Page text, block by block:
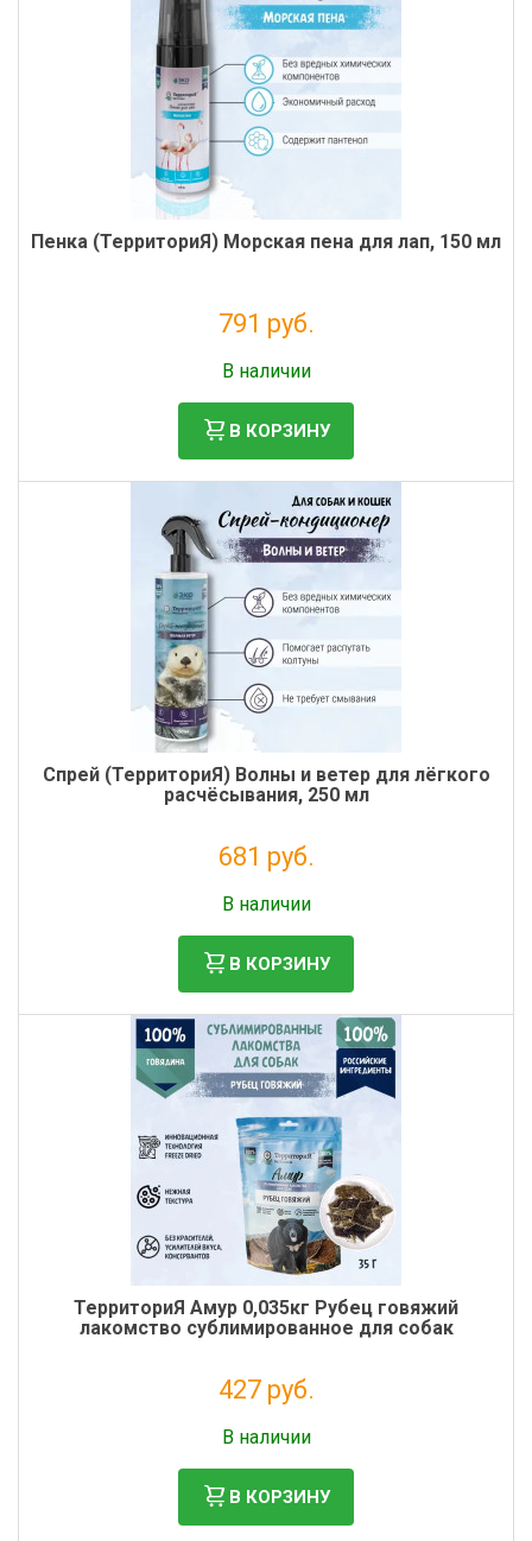
Пенка (ТерриториЯ) Морская пена для лап, 150 мл
791 руб.
В наличии
В КОРЗИНУ
Спрей (ТерриториЯ) Волны и ветер для лёгкого
расчёсывания, 250 мл
681 руб.
В наличии
В КОРЗИНУ
ТерриториЯ Амур 0,035кг Рубец говяжий
лакомство сублимированное для собак
427 руб.
В наличии
В КОРЗИНУ